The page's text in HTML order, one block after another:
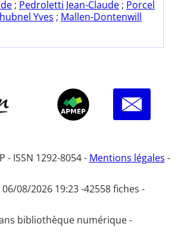
; Pedroletti Jean-Claude ; Porcel
Yves ; Mallen-Dontenwill
- ISSN 1292-8054 - Mentions légales -
08/2026 19:23 -42558 fiches -
bibliothèque numérique -